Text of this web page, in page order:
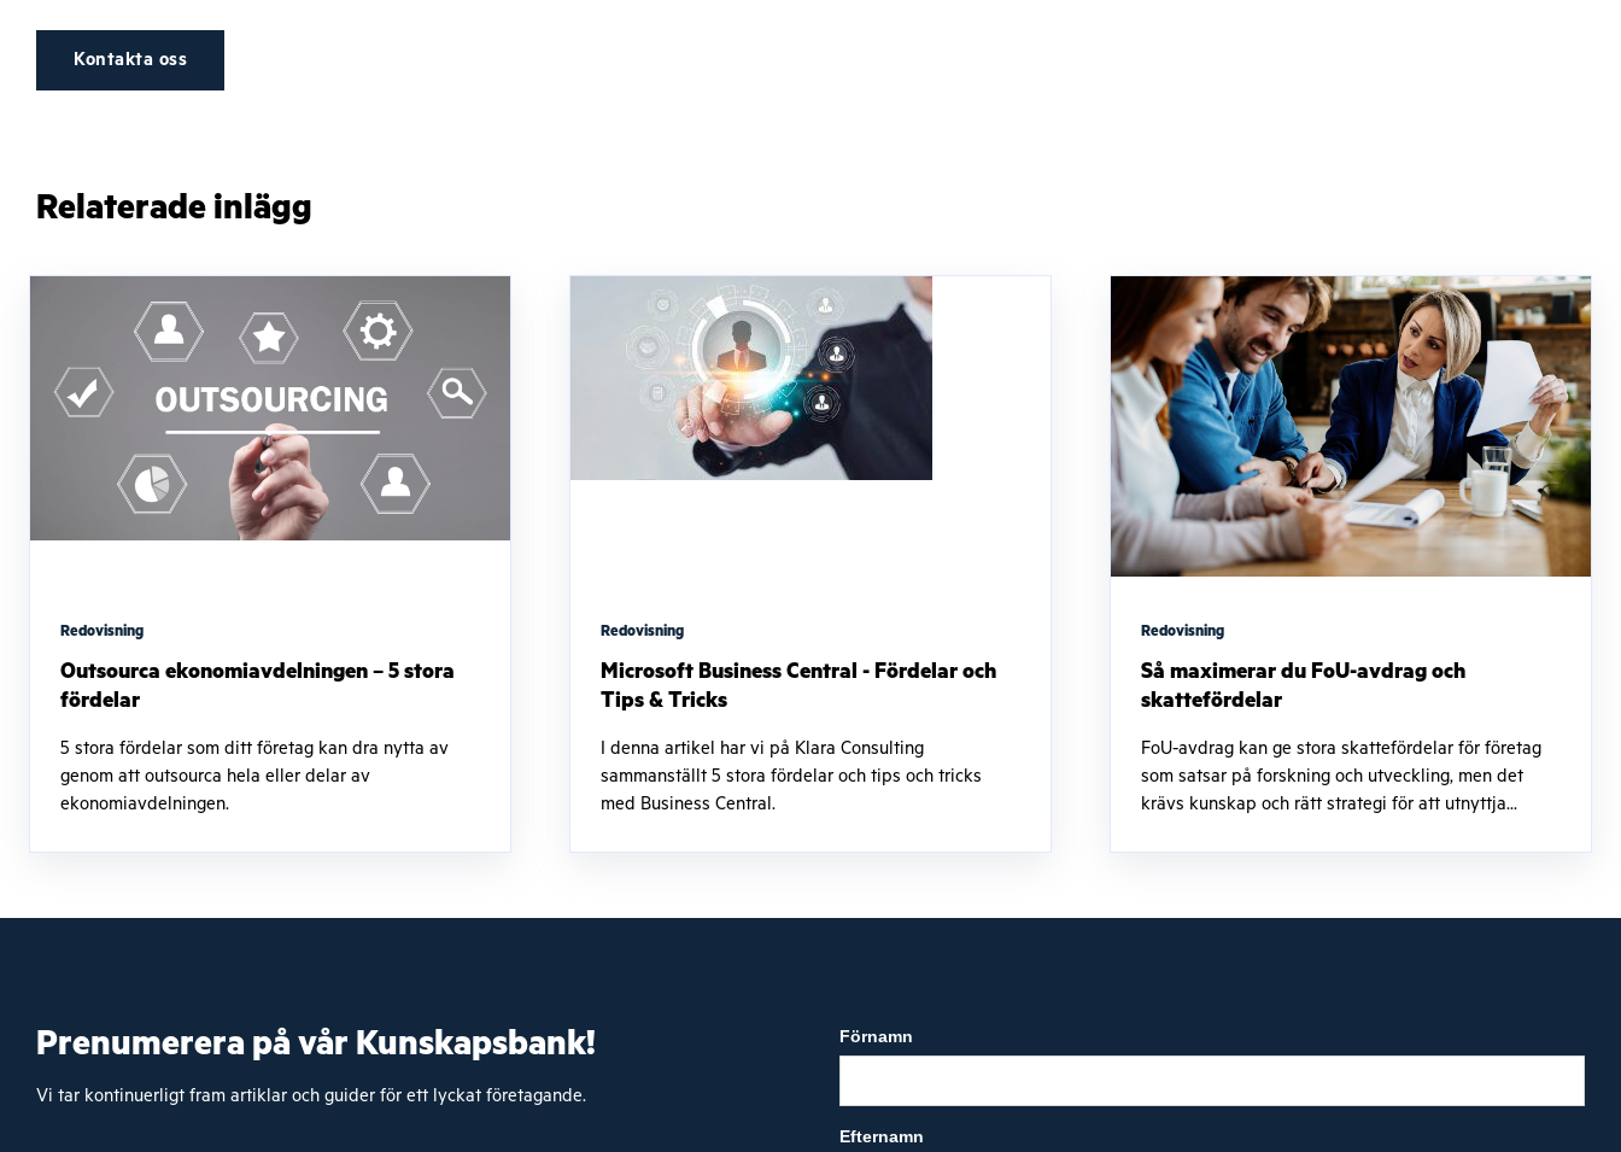
Kontakta oss
Relaterade inlägg
Redovisning
Outsourca ekonomiavdelningen – 5 stora
fördelar
5 stora fördelar som ditt företag kan dra nytta av
genom att outsourca hela eller delar av
ekonomiavdelningen.
Redovisning
Microsoft Business Central - Fördelar och
Tips & Tricks
I denna artikel har vi på Klara Consulting
sammanställt 5 stora fördelar och tips och tricks
med Business Central.
Redovisning
Så maximerar du FoU-avdrag och
skattefördelar
FoU-avdrag kan ge stora skattefördelar för företag
som satsar på forskning och utveckling, men det
krävs kunskap och rätt strategi för att utnyttja...
Prenumerera på vår Kunskapsbank!
Vi tar kontinuerligt fram artiklar och guider för ett lyckat företagande.
Förnamn
Efternamn